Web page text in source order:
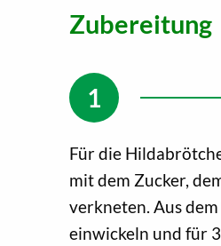
Zubereitung
Für die
mit dem Zucker,
verkneten. Aus
einwickeln und für